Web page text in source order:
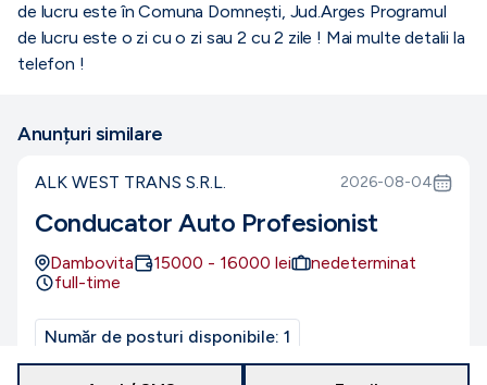
de lucru este în Comuna Domnești, Jud.Arges Programul
de lucru este o zi cu o zi sau 2 cu 2 zile ! Mai multe detalii la
telefon !
Anunțuri similare
ALK WEST TRANS S.R.L. 2026-08-04
Conducator Auto Profesionist
Dambovita 15000 - 16000 lei
nedeterminat
full-time
Număr de posturi disponibile: 1